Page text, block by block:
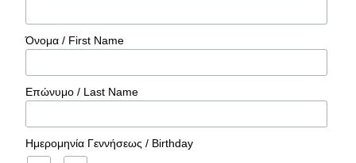
Όνομα / First Name
Επώνυμο / Last Name
Ημερομηνία Γεννήσεως / Birthday